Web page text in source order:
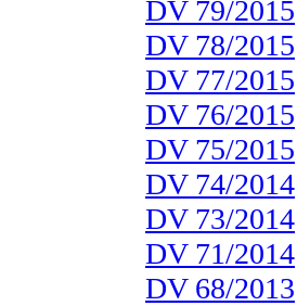
DV 79/2015
DV 78/2015
DV 77/2015
DV 76/2015
DV 75/2015
DV 74/2014
DV 73/2014
DV 71/2014
DV 68/2013